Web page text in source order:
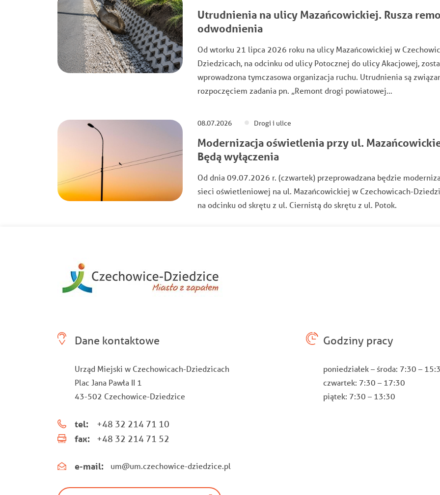
Utrudnienia na ulicy Mazańcowickiej. Rusza
odwodnienia
Od wtorku 21 lipca 2026 roku na ulicy Mazańcowickiej w
Dziedzicach, na odcinku od ulicy Potocznej do ulicy Akacjowej,
wprowadzona tymczasowa organizacja ruchu. Utrudnienia są
rozpoczęciem zadania pn. „Remont drogi powiatowej…
08.07.2026 Drogi i ulice
Modernizacja oświetlenia przy ul.
Będą wyłączenia
Od dnia 09.07.2026 r. (czwartek) przeprowadzana będzie
sieci oświetleniowej na ul. Mazańcowickiej w Czechowicach-
na odcinku od skrętu z ul. Ciernistą do skrętu z ul. Potok.
Dane kontaktowe
Urząd Miejski w Czechowicach-Dziedzicach
Plac Jana Pawła II 1
43-502 Czechowice-Dziedzice
tel:
+48 32 214 71 10
fax:
+48 32 214 71 52
e-mail: um@um.czechowice-dziedzice.pl
Godziny pracy
poniedziałek – środa: 7:30 –
czwartek: 7:30 – 17:30
piątek: 7:30 – 13:30